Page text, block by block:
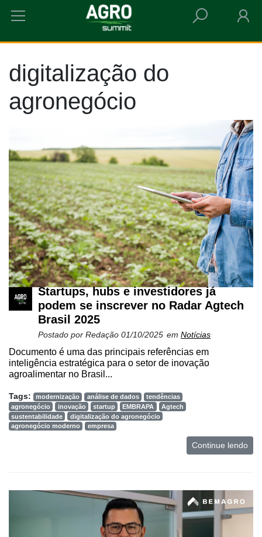
HOME DIGITALIZAÇÃO DO AGRONEGÓCIO
digitalização do
agronegócio
Startups, hubs e investidores já
podem se inscrever no Radar Agtech
Brasil 2025
Postado por Redação 01/10/2025 em Notícias
Documento é uma das principais referências em
inteligência estratégica para o setor de inovação
agroalimentar no Brasil...
Tags: modernização análise de dados
tendências
agronegócio
inovação startup EMBRAPA
Agtech
sustentabilidade
digitalização do agronegócio
agronegócio moderno
empresa
Continue lendo